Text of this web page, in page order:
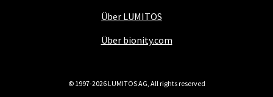
Über LUMITOS
Über bionity.com
© 1997-2026 LUMITOS AG, All rights reserved